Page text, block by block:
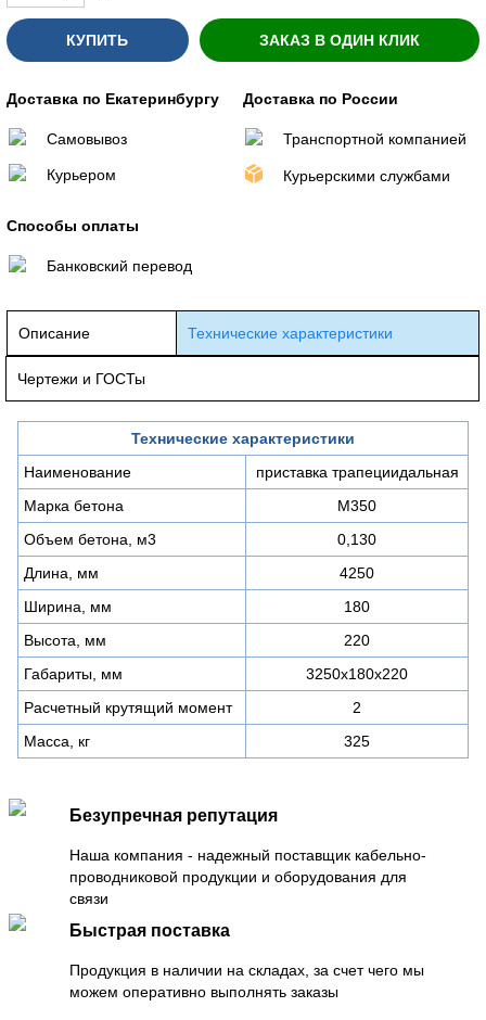
КУПИТЬ ЗАКАЗ В ОДИН КЛИК
Доставка по Екатеринбургу
Самовывоз
Курьером
Доставка по России
Транспортной компанией
Курьерскими службами
Способы оплаты
Банковский перевод
Описание Технические характеристики
Чертежи и ГОСТы
Технические характеристики
Наименование
приставка трапециидальная
Марка бетона
М350
Объем бетона, м3
0,130
Длина, мм
4250
Ширина, мм
180
Высота, мм
220
Габариты, мм
3250х180х220
Расчетный крутящий момент
2
Масса, кг
325
Безупречная репутация
Наша компания - надежный поставщик кабельно-
проводниковой продукции и оборудования для
связи
Быстрая поставка
Продукция в наличии на складах, за счет чего мы
можем оперативно выполнять заказы